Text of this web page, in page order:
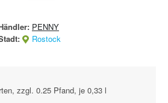
PENNY
Rostock
zzgl. 0.25 Pfand, je 0,33 l